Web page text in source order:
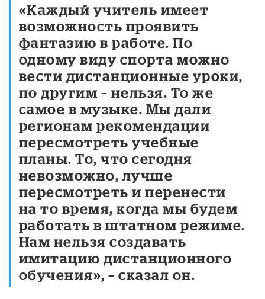
«Каждый учитель имеет
возможность проявить
фантазию в работе. По
одному виду спорта можно
вести дистанционные уроки,
по другим – нельзя. То же
самое в музыке. Мы дали
регионам рекомендации
пересмотреть учебные
планы. То, что сегодня
невозможно, лучше
пересмотреть и перенести
на то время, когда мы будем
работать в штатном режиме.
Нам нельзя создавать
имитацию дистанционного
обучения», – сказал он.